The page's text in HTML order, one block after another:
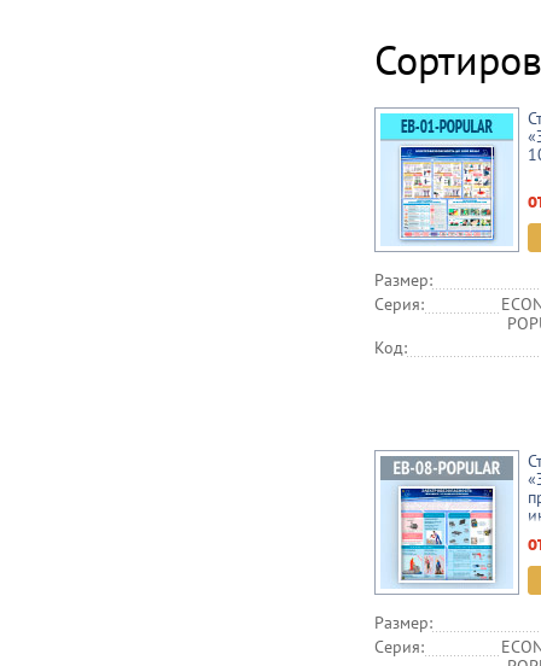
Размер:
Серия:
Код:
Размер:
Серия: